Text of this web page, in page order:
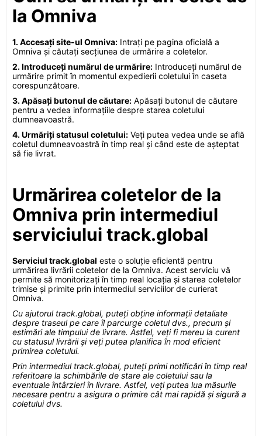
la Omniva
1. Accesați site-ul Omniva: Intrați pe pagina oficială a
Omniva și căutați secțiunea de urmărire a coletelor.
2. Introduceți numărul de urmărire: Introduceți numărul de
urmărire primit în momentul expedierii coletului în caseta
corespunzătoare.
3. Apăsați butonul de căutare: Apăsați butonul de căutare
pentru a vedea informațiile despre starea coletului
dumneavoastră.
4. Urmăriți statusul coletului: Veți putea vedea unde se află
coletul dumneavoastră în timp real și când este de așteptat
să fie livrat.
Urmărirea coletelor de la
Omniva prin intermediul
serviciului track.global
Serviciul track.global este o soluție eficientă pentru
urmărirea livrării coletelor de la Omniva. Acest serviciu vă
permite să monitorizați în timp real locația și starea coletelor
trimise și primite prin intermediul serviciilor de curierat
Omniva.
Cu ajutorul track.global, puteți obține informații detaliate
despre traseul pe care îl parcurge coletul dvs., precum și
estimări ale timpului de livrare. Astfel, veți fi mereu la curent
cu statusul livrării și veți putea planifica în mod eficient
primirea coletului.
Prin intermediul track.global, puteți primi notificări în timp real
referitoare la schimbările de stare ale coletului sau la
eventuale întârzieri în livrare. Astfel, veți putea lua măsurile
necesare pentru a asigura o primire cât mai rapidă și sigură a
coletului dvs.